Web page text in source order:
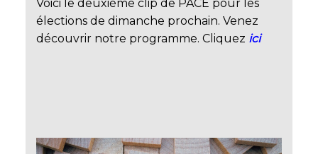
Voici le deuxième clip de PACE pour les
élections de dimanche prochain. Venez
découvrir notre programme. Cliquez ici